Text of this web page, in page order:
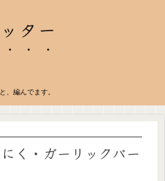
ター
、編んでます。
く・ガーリックバー